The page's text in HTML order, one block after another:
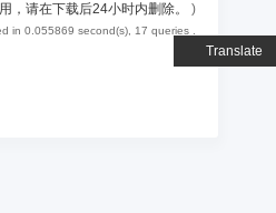
Translate
，请在下载后24小时内删除。
)
in 0.055869 second(s), 17 queries .